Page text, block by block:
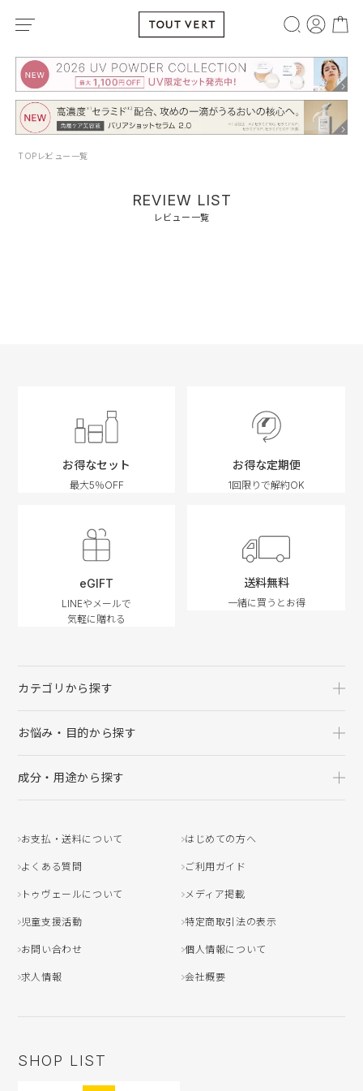
TOP レビュー一覧
REVIEW LIST
レビュー一覧
お得なセット
最大5％OFF
お得な定期便
1回限りで解約OK
eGIFT
LINEやメールで
気軽に贈れる
送料無料
一緒に買うとお得
カテゴリから探す
お悩み・目的から探す
成分・用途から探す
お支払・送料について はじめての方へ
よくある質問 ご利用ガイド
トゥヴェールについて メディア掲載
児童支援活動 特定商取引法の表示
お問い合わせ 個人情報について
求人情報 会社概要
SHOP LIST